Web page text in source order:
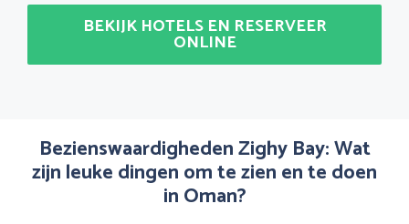
BEKIJK HOTELS EN RESERVEER
ONLINE
Bezienswaardigheden Zighy Bay: Wat
zijn leuke dingen om te zien en te doen
in Oman?